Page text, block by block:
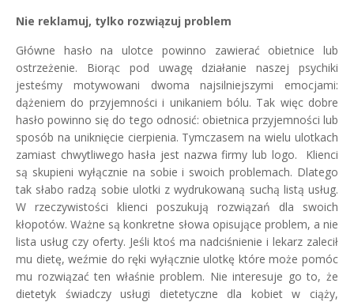
Nie reklamuj, tylko rozwiązuj problem
Główne hasło na ulotce powinno zawierać obietnice lub
ostrzeżenie. Biorąc pod uwagę działanie naszej psychiki
jesteśmy motywowani dwoma najsilniejszymi emocjami:
dążeniem do przyjemności i unikaniem bólu. Tak więc dobre
hasło powinno się do tego odnosić: obietnica przyjemności lub
sposób na uniknięcie cierpienia. Tymczasem na wielu ulotkach
zamiast chwytliwego hasła jest nazwa firmy lub logo. Klienci
są skupieni wyłącznie na sobie i swoich problemach. Dlatego
tak słabo radzą sobie ulotki z wydrukowaną suchą listą usług.
W rzeczywistości klienci poszukują rozwiązań dla swoich
kłopotów. Ważne są konkretne słowa opisujące problem, a nie
lista usług czy oferty. Jeśli ktoś ma nadciśnienie i lekarz zalecił
mu dietę, weźmie do ręki wyłącznie ulotkę które może pomóc
mu rozwiązać ten właśnie problem. Nie interesuje go to, że
dietetyk świadczy usługi dietetyczne dla kobiet w ciąży,